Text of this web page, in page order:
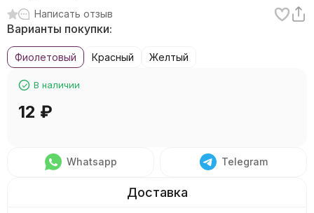
Написать отзыв
Варианты покупки:
Фиолетовый Красный Желтый
В наличии
12 ₽
Whatsapp Telegram